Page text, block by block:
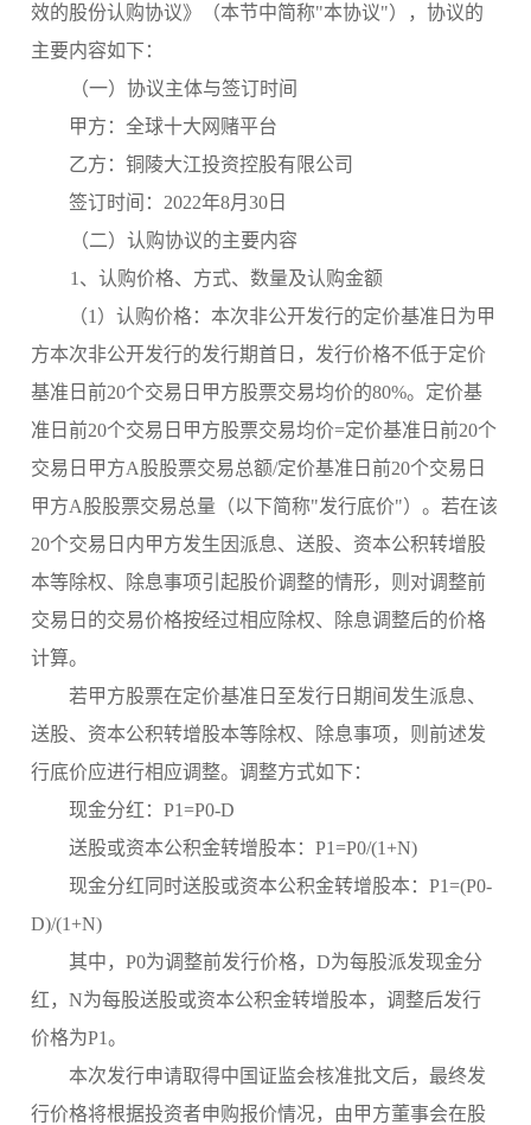
效的股份认购协议》（本节中简称"本协议"），协议的
主要内容如下：
（一） 协议主体与签订时间
甲方：全球十大网赌平台
乙方：铜陵大江投资控股有限公司
签订时间：2022年8月30日
（二） 认购协议的主要内容
1、认购价格、方式、数量及认购金额
（1）认购价格：本次非公开发行的定价基准日为甲
方本次非公开发行的发行期首日，发行价格不低于定价
基准日前20个交易日甲方股票交易均价的80%。定价基
准日前20个交易日甲方股票交易均价=定价基准日前20个
交易日甲方A股股票交易总额/定价基准日前20个交易日
甲方A股股票交易总量（以下简称"发行底价"）。若在该
20个交易日内甲方发生因派息、送股、资本公积转增股
本等除权、除息事项引起股价调整的情形，则对调整前
交易日的交易价格按经过相应除权、除息调整后的价格
计算。
若甲方股票在定价基准日至发行日期间发生派息、
送股、资本公积转增股本等除权、除息事项，则前述发
行底价应进行相应调整。调整方式如下：
现金分红：P1=P0-D
送股或资本公积金转增股本：P1=P0/(1+N)
现金分红同时送股或资本公积金转增股本：P1=(P0-
D)/(1+N)
其中，P0为调整前发行价格，D为每股派发现金分
红，N为每股送股或资本公积金转增股本，调整后发行
价格为P1。
本次发行申请取得中国证监会核准批文后，最终发
行价格将根据投资者申购报价情况，由甲方董事会在股